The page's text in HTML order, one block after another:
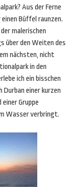
Aus der Ferne
Büffel raunzen.
malerischen
über den Weiten des
nächsten, nicht
in den
ich ein bisschen
Durban einer kurzen
Gruppe
Wasser verbringt.